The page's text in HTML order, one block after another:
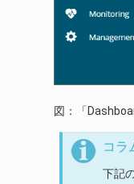
図：「
コラ
下記